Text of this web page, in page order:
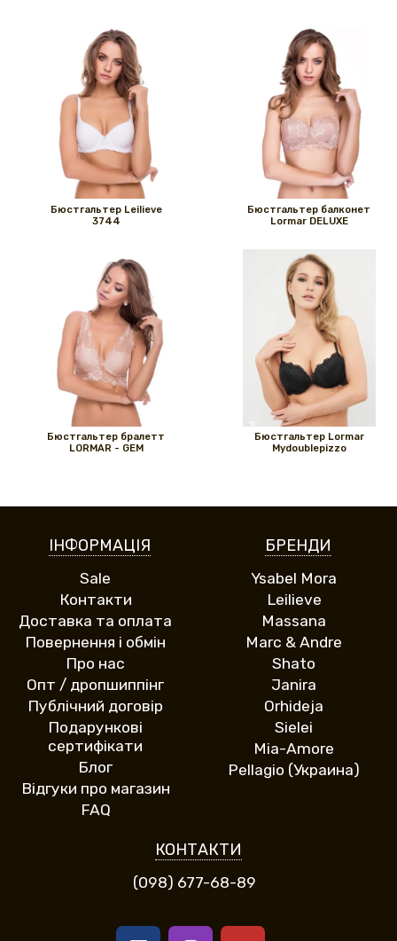
Бюстгальтер Leilieve
3744
Бюстгальтер балконет
Lormar DELUXE
Бюстгальтер бралетт
LORMAR - GEM
Бюстгальтер Lormar
Mydoublepizzo
ІНФОРМАЦІЯ
Sale
Контакти
Доставка та оплата
Повернення і обмін
Про нас
Опт / дропшиппінг
Публічний договір
Подарункові
сертифікати
Блог
Відгуки про магазин
FAQ
БРЕНДИ
Ysabel Mora
Leilieve
Massana
Marc & Andre
Shato
Janira
Orhideja
Sielei
Mia-Amore
Pellagio (Украина)
КОНТАКТИ
(098) 677-68-89